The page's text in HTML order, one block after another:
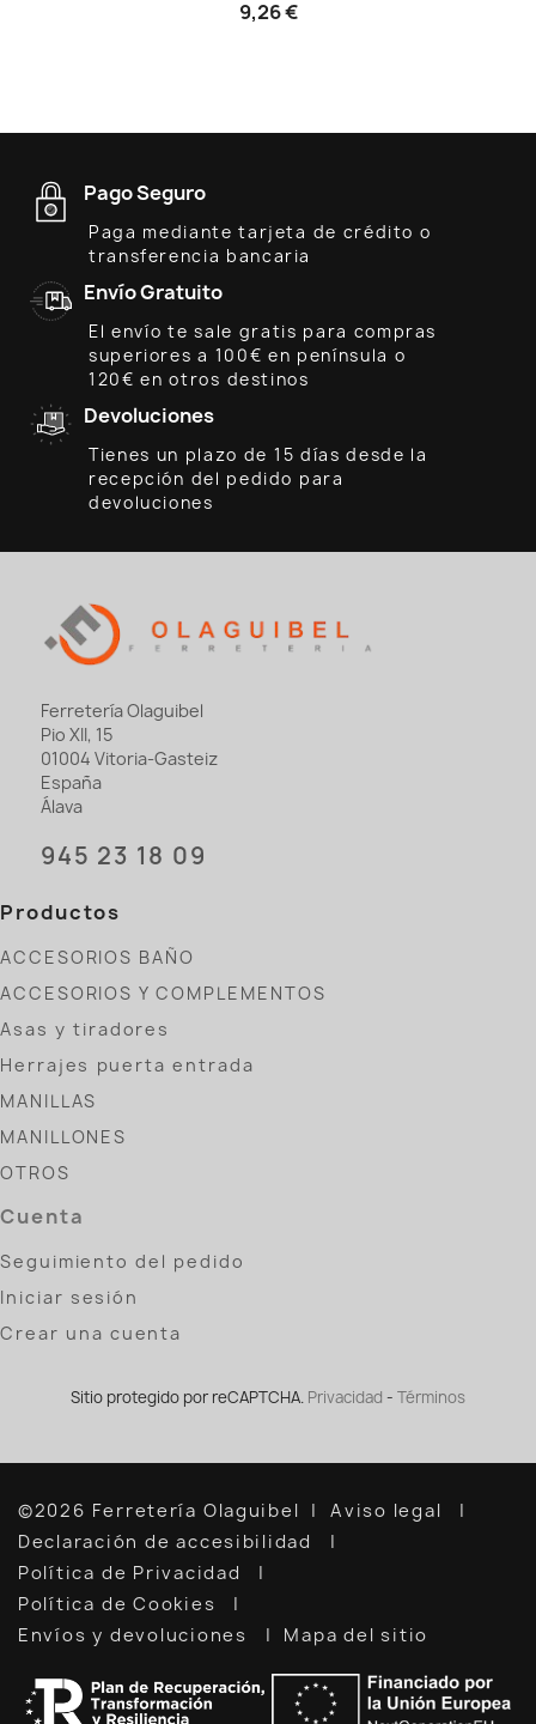
9,26 €
Pago Seguro
Paga mediante tarjeta de crédito o
transferencia bancaria
Envío Gratuito
El envío te sale gratis para compras
superiores a 100€ en península o
120€ en otros destinos
Devoluciones
Tienes un plazo de 15 días desde la
recepción del pedido para
devoluciones
Ferretería Olaguibel
Pio XII, 15
01004 Vitoria-Gasteiz
España
Álava
945 23 18 09
Productos
ACCESORIOS BAÑO
ACCESORIOS Y COMPLEMENTOS
Asas y tiradores
Herrajes puerta entrada
MANILLAS
MANILLONES
OTROS
Cuenta
Seguimiento del pedido
Iniciar sesión
Crear una cuenta
Sitio protegido por reCAPTCHA. Privacidad - Términos
©2026 Ferretería Olaguibel
Aviso legal
Declaración de accesibilidad
Política de Privacidad
Política de Cookies
Envíos y devoluciones
Mapa del sitio